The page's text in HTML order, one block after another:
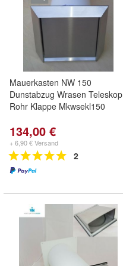
Mauerkasten NW 150
Dunstabzug Wrasen Teleskop
Rohr Klappe Mkwsekl150
134,00 €
+ 6,90 € Versand
2